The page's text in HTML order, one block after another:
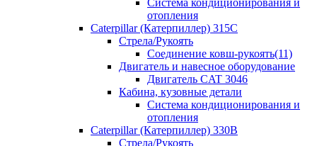
Система кондиционирования и
отопления
Caterpillar (Катерпиллер) 315C
Стрела/Рукоять
Соединение ковш-рукоять(11)
Двигатель и навесное оборудование
Двигатель CAT 3046
Кабина, кузовные детали
Система кондиционирования и
отопления
Caterpillar (Катерпиллер) 330B
Стрела/Рукоять